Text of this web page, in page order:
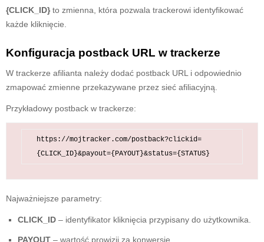
{CLICK_ID}to zmienna, która pozwala trackerowi identyfikować
każde kliknięcie.
Konfiguracja postback URL w trackerze
W trackerze afilianta należy dodać postback URL i odpowiednio
zmapować zmienne przekazywane przez sieć afiliacyjną.
Przykładowy postback w trackerze:
https://mojtracker.com/postback?clickid=
Najważniejsze parametry:
CLICK_ID – identyfikator kliknięcia przypisany do użytkownika.
PAYOUT – wartość prowizji za konwersję.